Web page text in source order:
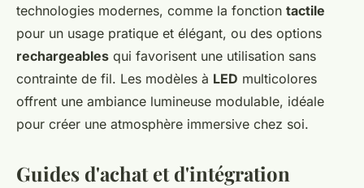
technologies modernes, comme la fonction tactile
pour un usage pratique et élégant, ou des options
rechargeables qui favorisent une utilisation sans
contrainte de fil. Les modèles à LED multicolores
offrent une ambiance lumineuse modulable, idéale
pour créer une atmosphère immersive chez soi.
Guides d'achat et d'intégration